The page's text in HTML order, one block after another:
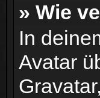
» Wie
In
Avatar